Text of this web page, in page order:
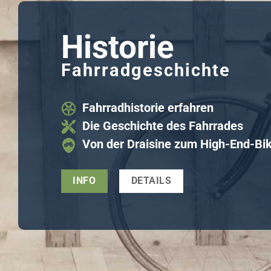
Historie
Fahrradgeschichte
Fahrradhistorie erfahren
Die Geschichte des Fahrrades
Von der Draisine zum High-End-
INFO DETAILS